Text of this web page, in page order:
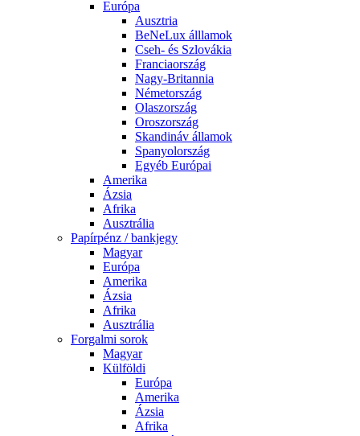
Európa
Ausztria
BeNeLux álllamok
Cseh- és Szlovákia
Franciaország
Nagy-Britannia
Németország
Olaszország
Oroszország
Skandináv államok
Spanyolország
Egyéb Európai
Amerika
Ázsia
Afrika
Ausztrália
Papírpénz / bankjegy
Magyar
Európa
Amerika
Ázsia
Afrika
Ausztrália
Forgalmi sorok
Magyar
Külföldi
Európa
Amerika
Ázsia
Afrika